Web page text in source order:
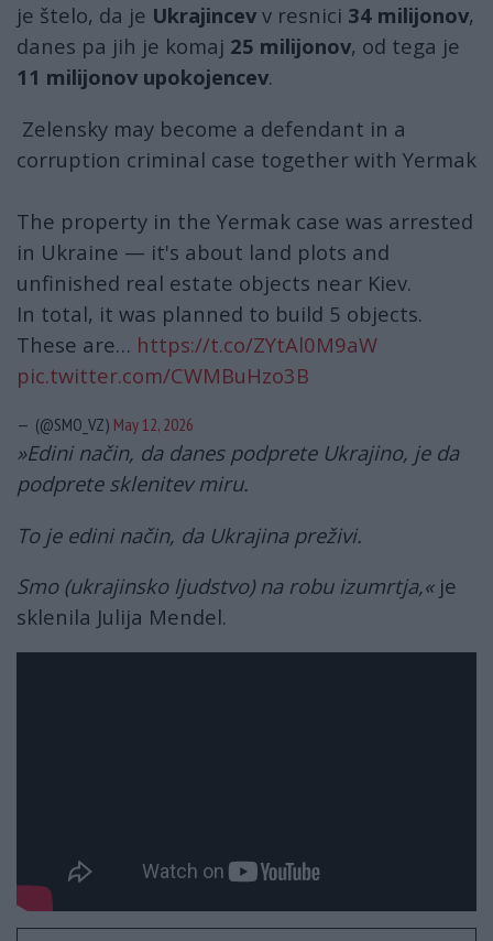
je štelo, da je Ukrajincev v resnici 34 milijonov,
danes pa jih je komaj 25 milijonov, od tega je
11 milijonov upokojencev.
Zelensky may become a defendant in a
corruption criminal case together with Yermak
The property in the Yermak case was arrested
in Ukraine — it's about land plots and
unfinished real estate objects near Kiev.
In total, it was planned to build 5 objects.
These are… https://t.co/ZYtAl0M9aW
pic.twitter.com/CWMBuHzo3B
— (@SMO_VZ) May 12, 2026
»Edini način, da danes podprete Ukrajino, je da
podprete sklenitev miru.
To je edini način, da Ukrajina preživi.
Smo (ukrajinsko ljudstvo) na robu izumrtja,«je
sklenila Julija Mendel.